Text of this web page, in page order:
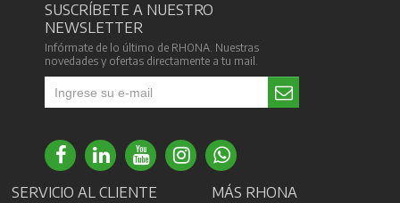
SUSCRÍBETE A NUESTRO
NEWSLETTER
Infórmate de lo último de RHONA. Nuestras
novedades y ofertas directamente a tu mail.
SERVICIO AL CLIENTE MÁS RHONA